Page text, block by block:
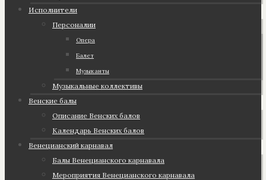
Исполнители
Персоналии
Опера
Балет
Музыканты
Музыкальные коллективы
Венские балы
Описание Венских балов
Календарь Венских балов
Венецианский карнавал
Балы Венецианского карнавала
Мероприятия Венецианского карнавала